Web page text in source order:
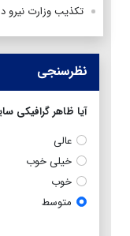
تکذیب وزارت نیرو
نظرسنجی
آیا ظاهر گرافیکی
عالی
خیلی خوب
خوب
متوسط